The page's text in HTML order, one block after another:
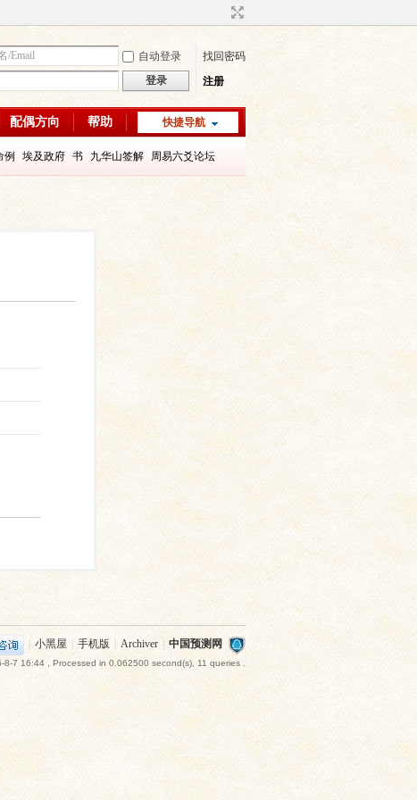
自动登录
找回密码
登录 注册
快捷导航
配偶方向 帮助
例 埃及政府 书 九华山签解 周易六爻论坛
八字教程 每日一理65
小黑屋 手机版 Archiver 中国预测网
8-7 16:44, Processed in 0.062500 second(s), 11 queries .